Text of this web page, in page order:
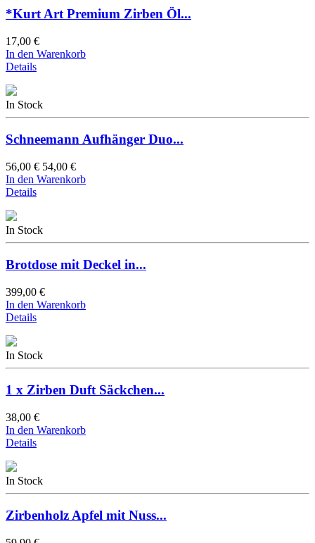
*Kurt Art Premium Zirben Öl...
17,00 €
In den Warenkorb
Details
In Stock
Schneemann Aufhänger Duo...
56,00 € 54,00 €
In den Warenkorb
Details
In Stock
Brotdose mit Deckel in...
399,00 €
In den Warenkorb
Details
In Stock
1 x Zirben Duft Säckchen...
38,00 €
In den Warenkorb
Details
In Stock
Zirbenholz Apfel mit Nuss...